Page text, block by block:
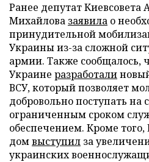
Ранее депутат Киевсовета
Михайлова заявила о
принудительной
Украины из-за сложной
армии. Также сообщалось,
Украине разработали
ВСУ, который позволяет
добровольно поступать на
ограниченным сроком
обеспечением. Кроме
домвыступил за
украинских